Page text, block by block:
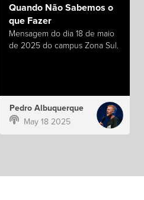
Quando Não Sabemos o
que Fazer
Mensagem do dia 18 de maio
de 2025 do campus Zona Sul.
Pedro Albuquerque
May 18 2025